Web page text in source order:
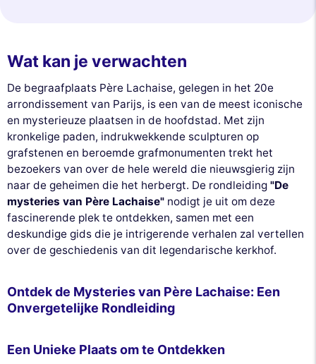
Wat kan je verwachten
De begraafplaats Père Lachaise, gelegen in het 20e
arrondissement van Parijs, is een van de meest iconische
en mysterieuze plaatsen in de hoofdstad. Met zijn
kronkelige paden, indrukwekkende sculpturen op
grafstenen en beroemde grafmonumenten trekt het
bezoekers van over de hele wereld die nieuwsgierig zijn
naar de geheimen die het herbergt. De rondleiding "De
mysteries van Père Lachaise" nodigt je uit om deze
fascinerende plek te ontdekken, samen met een
deskundige gids die je intrigerende verhalen zal vertellen
over de geschiedenis van dit legendarische kerkhof.
Ontdek de Mysteries van Père Lachaise: Een
Onvergetelijke Rondleiding
Een Unieke Plaats om te Ontdekken